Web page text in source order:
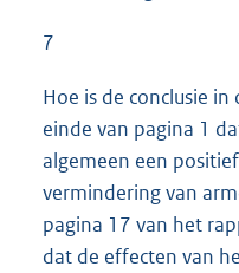
7
Hoe is de conclusie
einde van pagina 1
algemeen een
vermindering van
pagina 17 van het
dat de effecten van